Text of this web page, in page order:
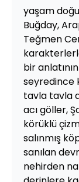
yaşam
Buğday,
Teğmen
bir
seyredince
tavla tavla
acı göller,
körüklü
salınmış
sanılan
nehirden